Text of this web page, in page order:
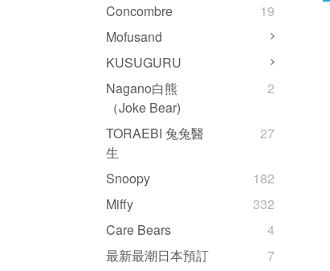
Concombre
19
Mofusand
KUSUGURU
Nagano白熊
（Joke Bear)
2
TORAEBI 兔兔醫
生
27
Snoopy
182
Miffy
332
Care Bears
4
最新最潮日本預訂
7